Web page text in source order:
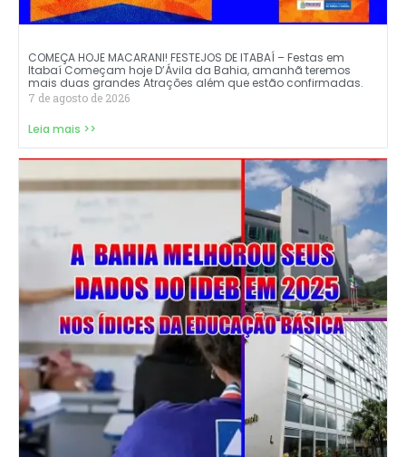
COMEÇA HOJE MACARANI! FESTEJOS DE ITABAÍ – Festas em
Itabaí Começam hoje D’Ávila da Bahia, amanhã teremos
mais duas grandes Atrações além que estão confirmadas.
7 de agosto de 2026
Leia mais >>